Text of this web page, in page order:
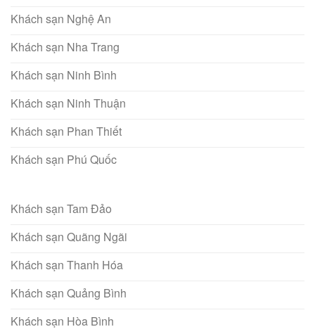
Khách sạn Nghệ An
Khách sạn Nha Trang
Khách sạn Ninh Bình
Khách sạn Ninh Thuận
Khách sạn Phan Thiết
Khách sạn Phú Quốc
Khách sạn Tam Đảo
Khách sạn Quãng Ngãi
Khách sạn Thanh Hóa
Khách sạn Quảng Bình
Khách sạn Hòa Bình